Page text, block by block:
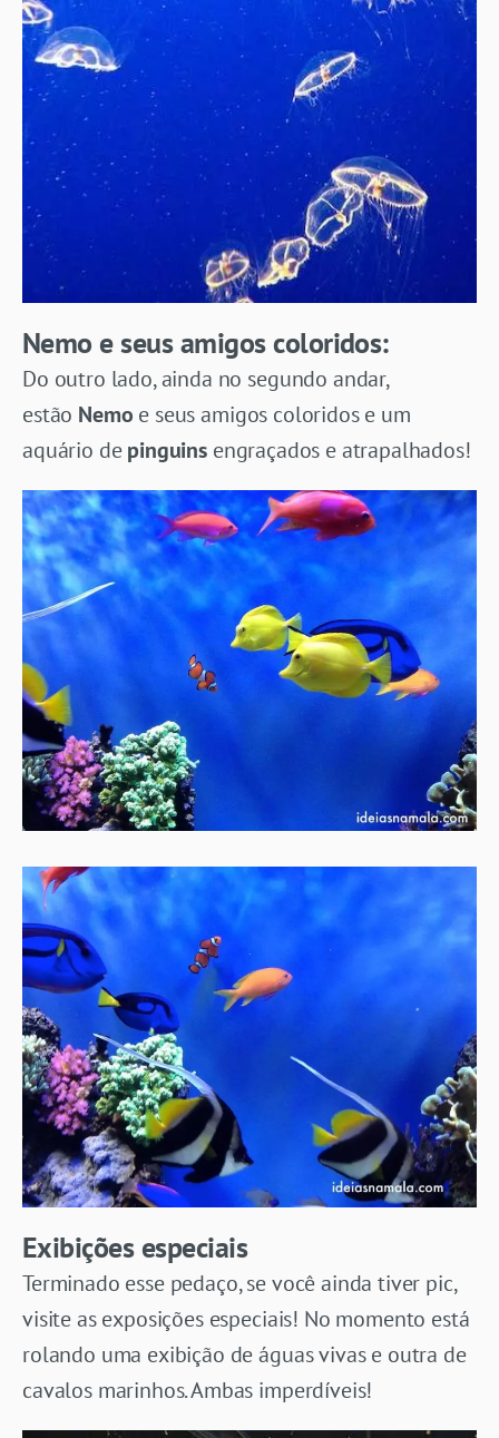
Nemo e seus amigos coloridos:
Do outro lado, ainda no segundo andar,
estão Nemo e seus amigos coloridos e um
aquário depinguinsengraçados e atrapalhados!
Exibições especiais
Terminado esse pedaço, se você ainda tiver pic,
visite as exposições especiais! No momento está
rolando uma exibição de águas vivas e outra de
cavalos marinhos. Ambas imperdíveis!